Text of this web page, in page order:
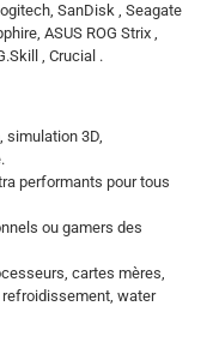
SanDisk , Seagate
ASUS ROG Strix ,
, Crucial .
simulation 3D,
performants pour tous
ou gamers des
cartes mères,
refroidissement, water